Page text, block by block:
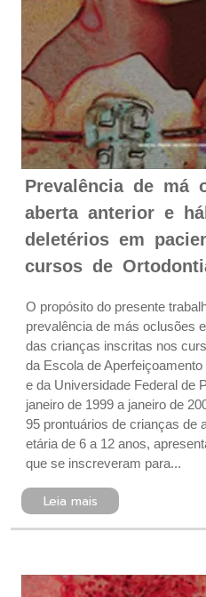
Prevalência de má
aberta anterior e
deletérios em
cursos de
O propósito do presente
prevalência de más oclusões
das crianças inscritas nos
da Escola de
e da Universidade Federal de
janeiro de 1999 a janeiro de
95 prontuários de crianças de
etária de 6 a 12 anos,
que se inscreveram para...
Leia mais